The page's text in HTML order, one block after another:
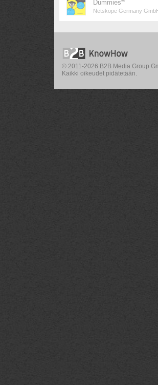
Dummies
Netskope Germany
© 2011-2026 B2B Media Group
Kaikki oikeudet pidätetään.